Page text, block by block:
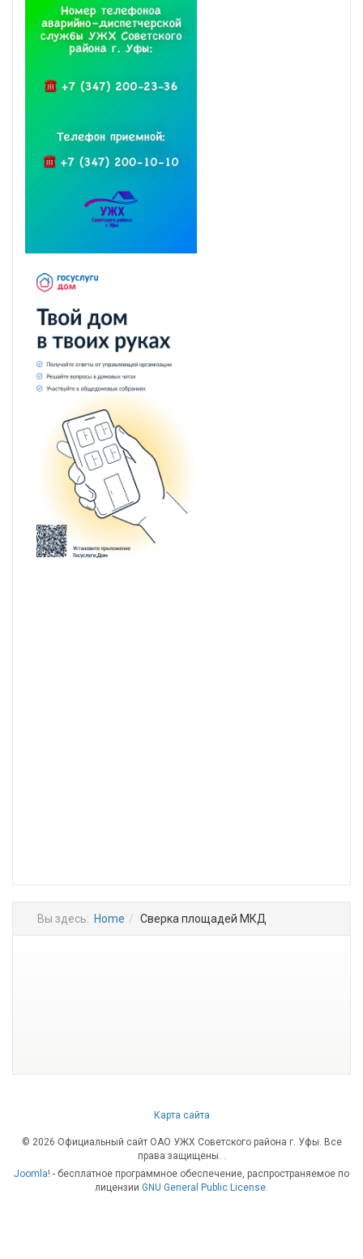
Вы здесь: Home Сверка площадей МКД
Карта сайта
© 2026 Официальный сайт ОАО УЖХ Советского района г. Уфы. Все
права защищены. .
Joomla! - бесплатное программное обеспечение, распространяемое по
лицензии GNU General Public License.